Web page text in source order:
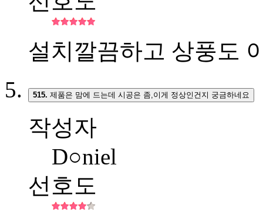
설치깔끔하고 상풍도
515. 제품은 맘에 드는데 시공은 좀,이게 정상인건지 궁금하네요
작성자
D○niel
선호도